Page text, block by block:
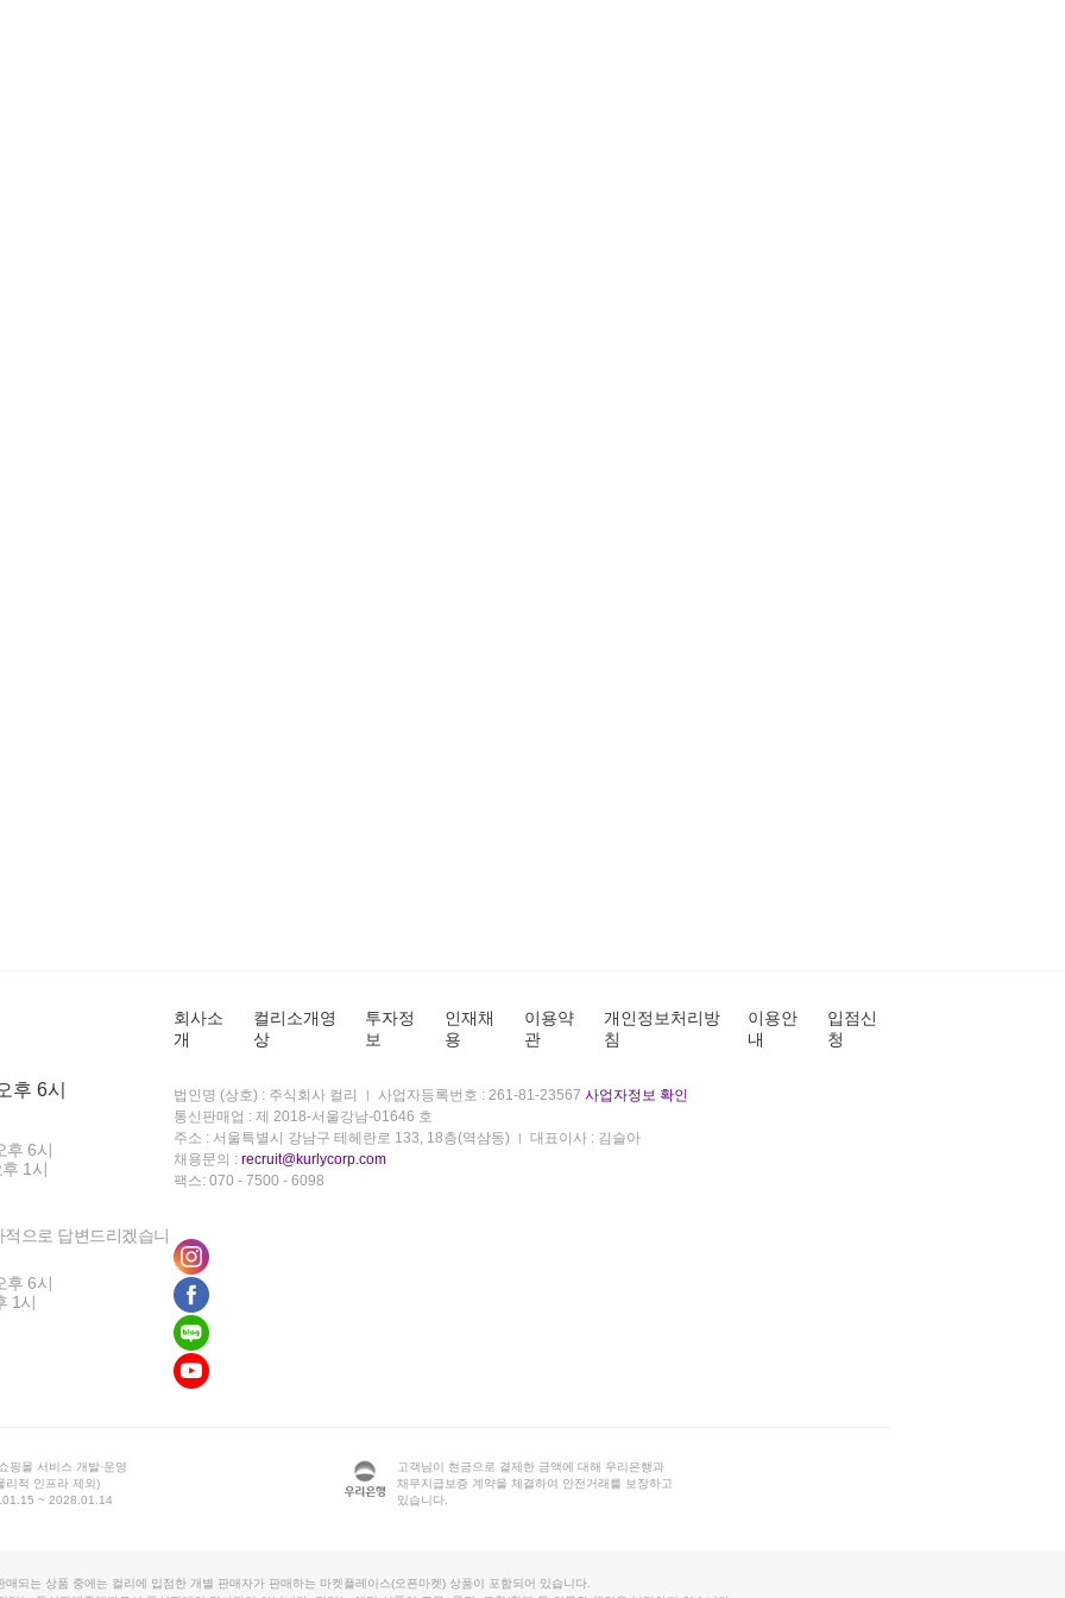
후 6시
후 6시
1시
으로 답변드리겠습니
후 6시
1시
회사소
개
컬리소개영
상
투자정
보
인재채
용
이용약
관
개인정보처리방
침
이용안
내
입점신
청
법인명 (상호) : 주식회사 컬리 사업자등록번호 : 261-81-23567 사업자정보 확인
통신판매업 : 제 2018-서울강남-01646 호
주소 : 서울특별시 강남구 테헤란로 133, 18층(역삼동)
대표이사 : 김슬아
채용문의 : recruit@kurlycorp.com
팩스: 070 - 7500 - 6098
핑몰 서비스 개발·운영
리적 인프라 제외)
~ 2028.01.14
고객님이 현금으로 결제한 금액에 대해 우리은행과
채무지급보증 계약을 체결하여 안전거래를 보장하고
있습니다.
매되는 상품 중에는 컬리에 입점한 개별 판매자가 판매하는 마켓플레이스(오픈마켓) 상품이 포함되어 있습니다.